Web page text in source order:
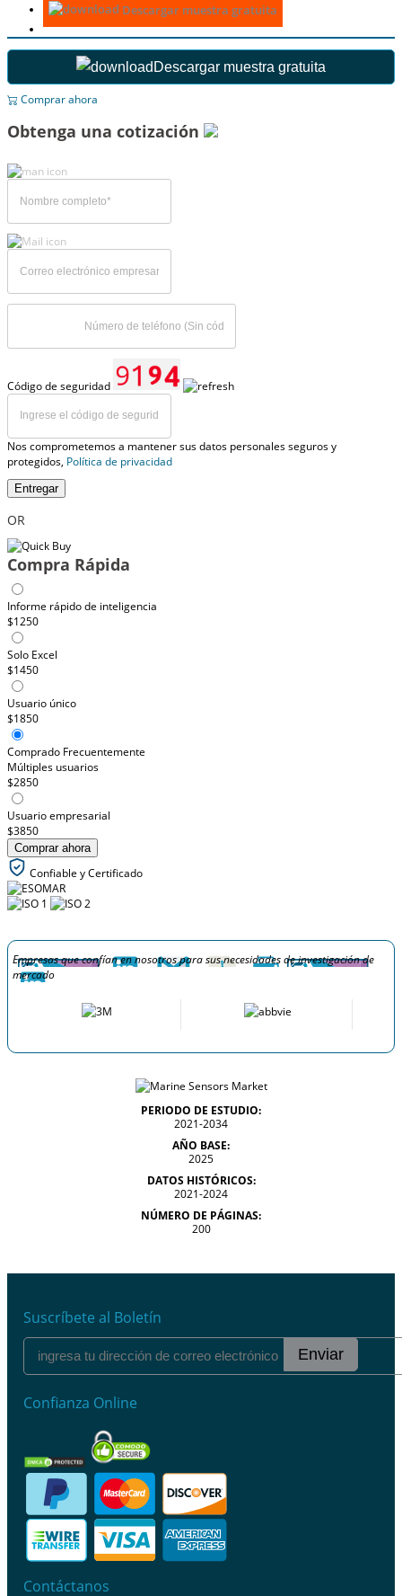
Descargar muestra gratuita
Descargar muestra gratuita
Comprar ahora
Obtenga una cotización
Código de seguridad
Nos comprometemos a mantener sus datos personales seguros y
protegidos, Política de privacidad
Entregar
OR
Compra Rápida
Informe rápido de inteligencia
$1250
Solo Excel
$1450
Usuario único
$1850
Comprado Frecuentemente
Múltiples usuarios
$2850
Usuario empresarial
$3850
Comprar ahora
Confiable y Certificado
Empresas que confían en nosotros para sus necesidades de investigación de
mercado
PERIODO DE ESTUDIO:
2021-2034
AÑO BASE:
2025
DATOS HISTÓRICOS:
2021-2024
NÚMERO DE PÁGINAS:
200
Suscríbete al Boletín
Enviar
Confianza Online
Contáctanos